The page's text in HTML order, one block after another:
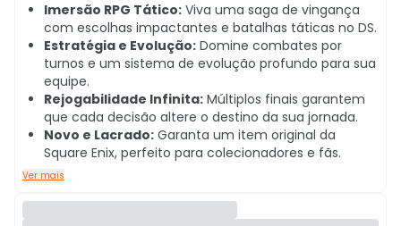
Imersão RPG Tático: Viva uma saga de vingança
com escolhas impactantes e batalhas táticas no DS.
Estratégia e Evolução: Domine combates por
turnos e um sistema de evolução profundo para sua
equipe.
Rejogabilidade Infinita: Múltiplos finais garantem
que cada decisão altere o destino da sua jornada.
Novo e Lacrado: Garanta um item original da
Square Enix, perfeito para colecionadores e fãs.
Ver mais